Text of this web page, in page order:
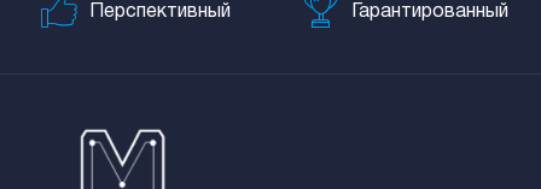
Перспективный Гарантированный